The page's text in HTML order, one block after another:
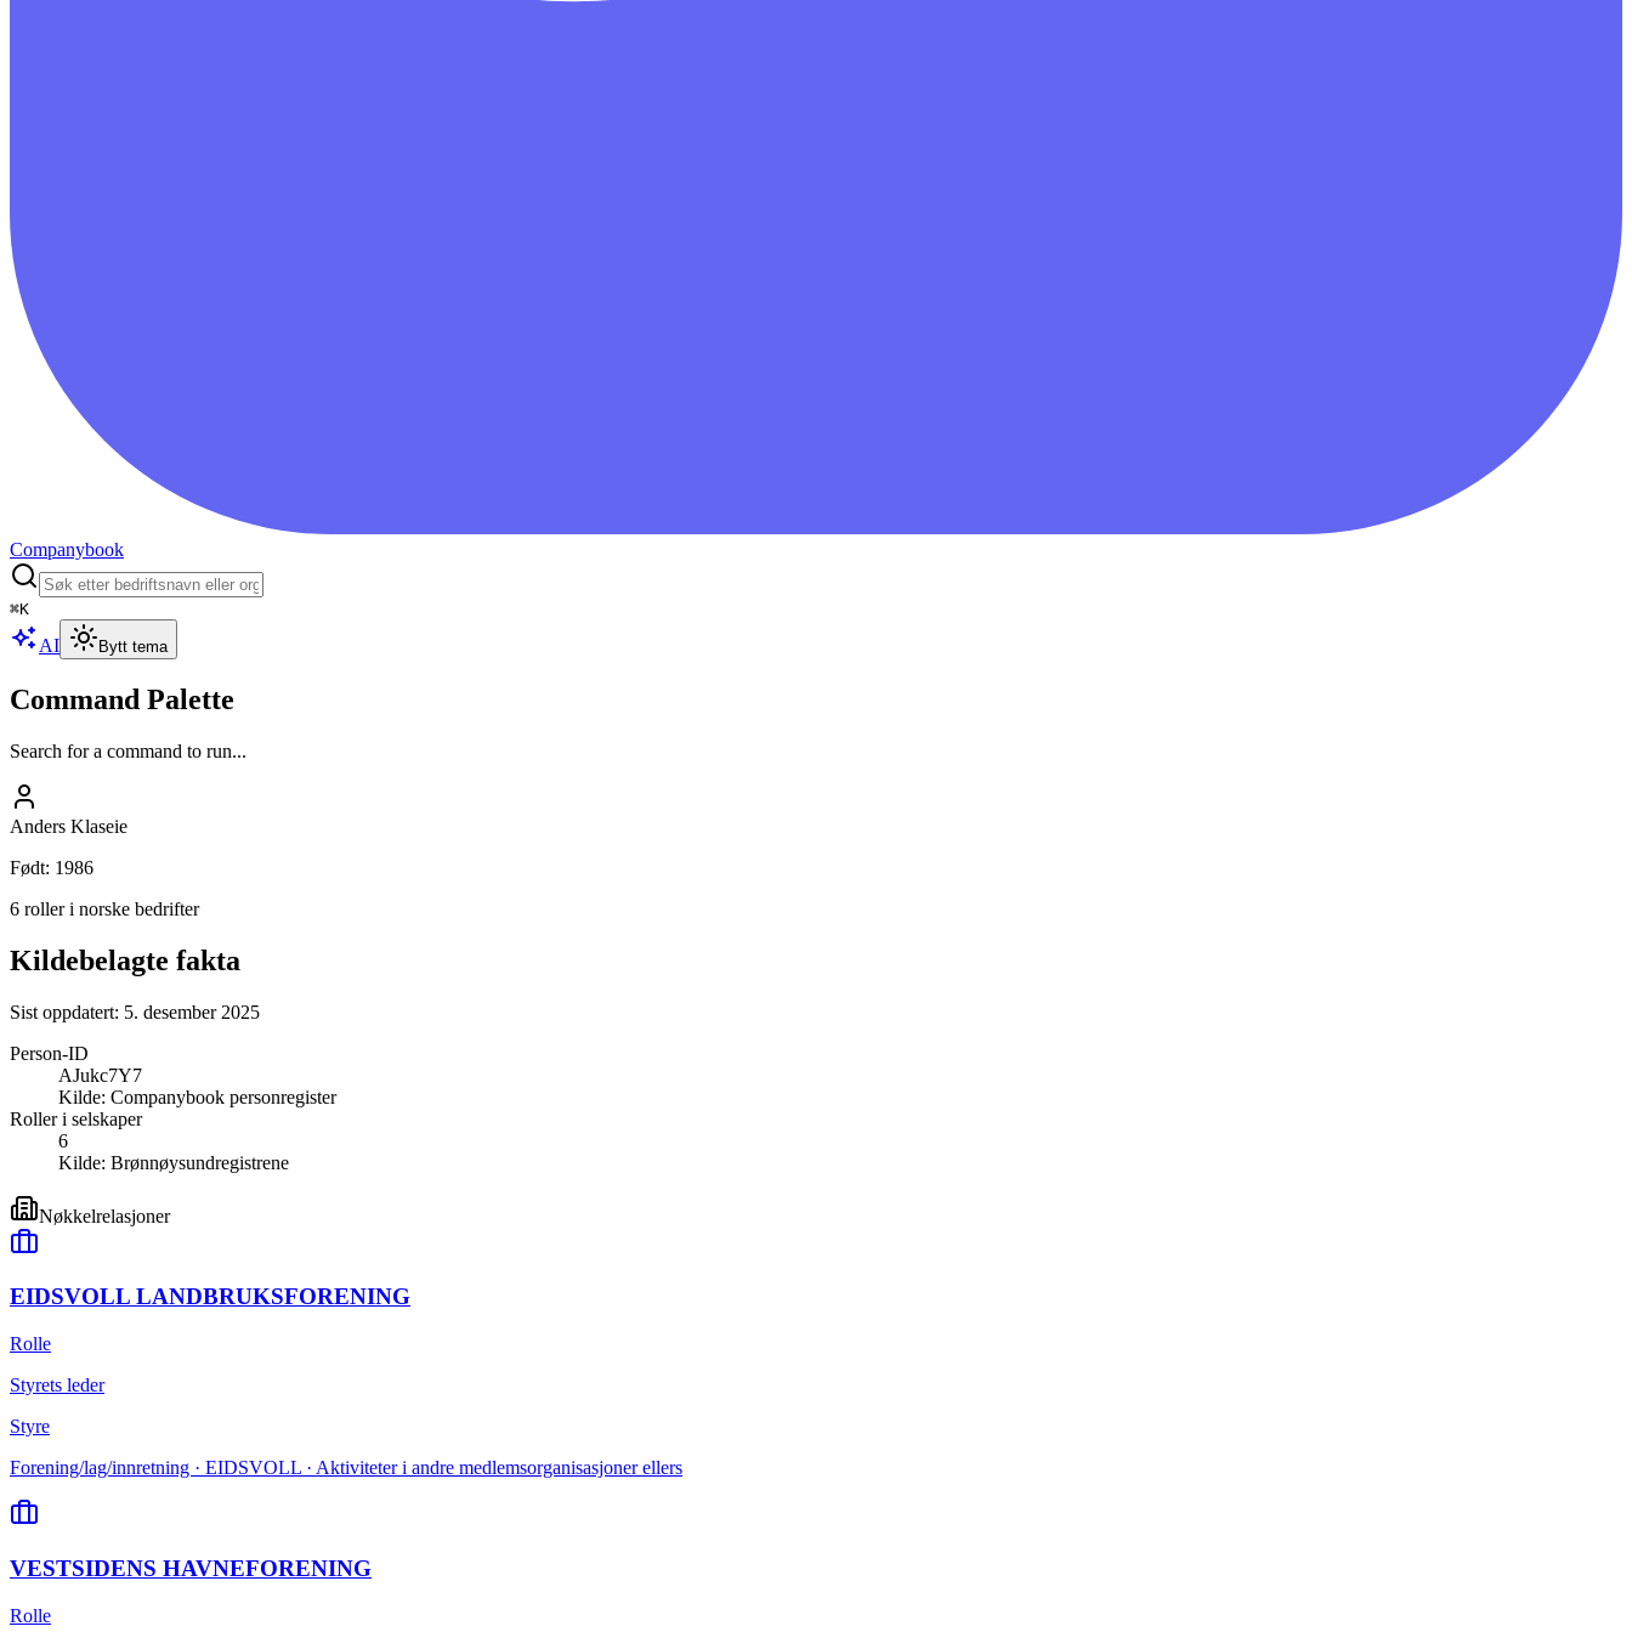
Companybook
⌘K
AI Bytt tema
Command Palette
Search for a command to run...
Anders Klaseie
Født: 1986
6 roller i norske bedrifter
Kildebelagte fakta
Sist oppdatert: 5. desember 2025
Person-ID
AJukc7Y7
Kilde: Companybook personregister
Roller i selskaper
6
Kilde: Brønnøysundregistrene
Nøkkelrelasjoner
EIDSVOLL LANDBRUKSFORENING
Rolle
Styrets leder
Styre
Forening/lag/innretning · EIDSVOLL · Aktiviteter i andre medlemsorganisasjoner ellers
VESTSIDENS HAVNEFORENING
Rolle